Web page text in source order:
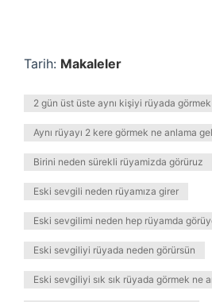
Tarih: Makaleler
2 gün üst üste aynı kişiyi rüyada
Aynı rüyayı 2 kere görmek ne anlama
Birini neden sürekli rüyamizda görüruz
Eski sevgili neden rüyamıza girer
Eski sevgilimi neden hep rüyamda
Eski sevgiliyi rüyada neden görürsün
Eski sevgiliyi sık sık rüyada görmek ne